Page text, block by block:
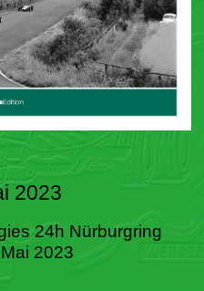
2023
24h Nürburgring
2023